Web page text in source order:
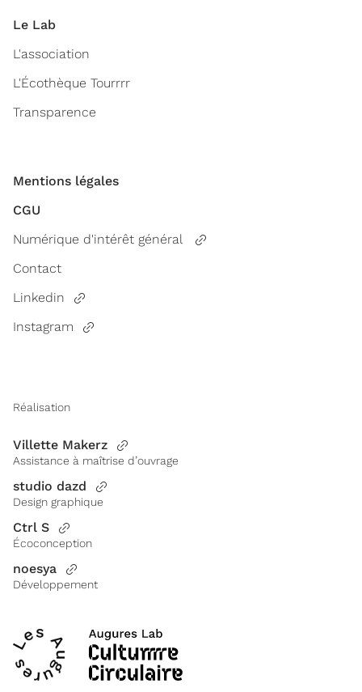
Le Lab
L'association
L'Écothèque Tourrrr
Transparence
Mentions légales
CGU
Numérique d'intérêt général
Contact
Linkedin
Instagram
Réalisation
Villette Makerz
Assistance à maîtrise d’ouvrage
studio dazd
Design graphique
Ctrl S
Écoconception
noesya
Développement